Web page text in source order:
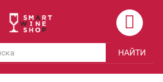
НАЙТИ